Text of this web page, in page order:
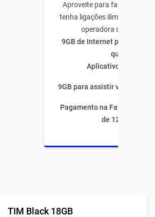
Aproveite para fazer o plano
tenha ligações ilimitadas
operadora de todo
9GB de Internet para utilizar
quiser
Aplicativos
9GB para assistir vídeos por
Pagamento na Fatura com
de 12 meses
TIM Black 18GB